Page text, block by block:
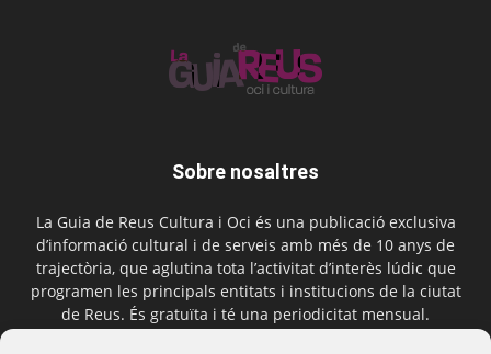
Sobre nosaltres
La Guia de Reus Cultura i Oci és una publicació exclusiva
d’informació cultural i de serveis amb més de 10 anys de
trajectòria, que aglutina tota l’activitat d’interès lúdic que
programen les principals entitats i institucions de la ciutat
de Reus. És gratuïta i té una periodicitat mensual.